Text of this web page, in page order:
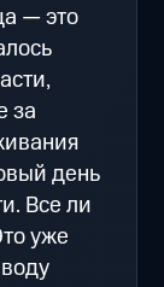
— это
за
день
Все ли
уже